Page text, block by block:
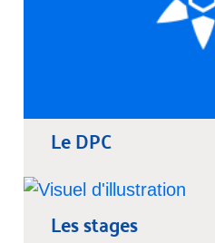
Le DPC
Les stages